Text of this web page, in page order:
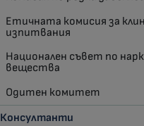
Етичната комисия за
изпитвания
Национален съвет по
вещества
Одитен комитет
Консултанти